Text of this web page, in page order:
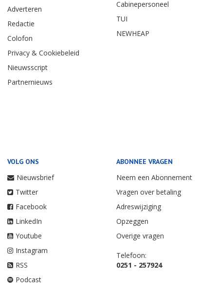
Adverteren
Redactie
Colofon
Privacy & Cookiebeleid
Nieuwsscript
Partnernieuws
Cabinepersoneel
TUI
NEWHEAP
VOLG ONS
Nieuwsbrief
Twitter
Facebook
LinkedIn
Youtube
Instagram
RSS
Podcast
ABONNEE VRAGEN
Neem een Abonnement
Vragen over betaling
Adreswijziging
Opzeggen
Overige vragen
Telefoon:
0251 - 257924